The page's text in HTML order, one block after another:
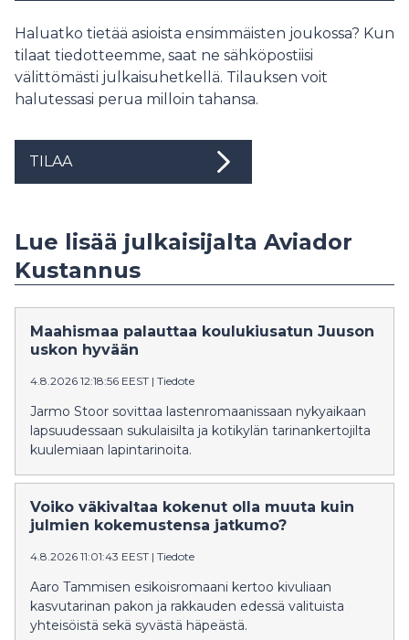
Haluatko tietää asioista ensimmäisten joukossa? Kun
tilaat tiedotteemme, saat ne sähköpostiisi
välittömästi julkaisuhetkellä. Tilauksen voit
halutessasi perua milloin tahansa.
TILAA
Lue lisää julkaisijalta Aviador
Kustannus
Maahismaa palauttaa koulukiusatun Juuson
uskon hyvään
4.8.2026 12:18:56 EEST | Tiedote
Jarmo Stoor sovittaa lastenromaanissaan nykyaikaan
lapsuudessaan sukulaisilta ja kotikylän tarinankertojilta
kuulemiaan lapintarinoita.
Voiko väkivaltaa kokenut olla muuta kuin
julmien kokemustensa jatkumo?
4.8.2026 11:01:43 EEST | Tiedote
Aaro Tammisen esikoisromaani kertoo kivuliaan
kasvutarinan pakon ja rakkauden edessä valituista
yhteisöistä sekä syvästä häpeästä.